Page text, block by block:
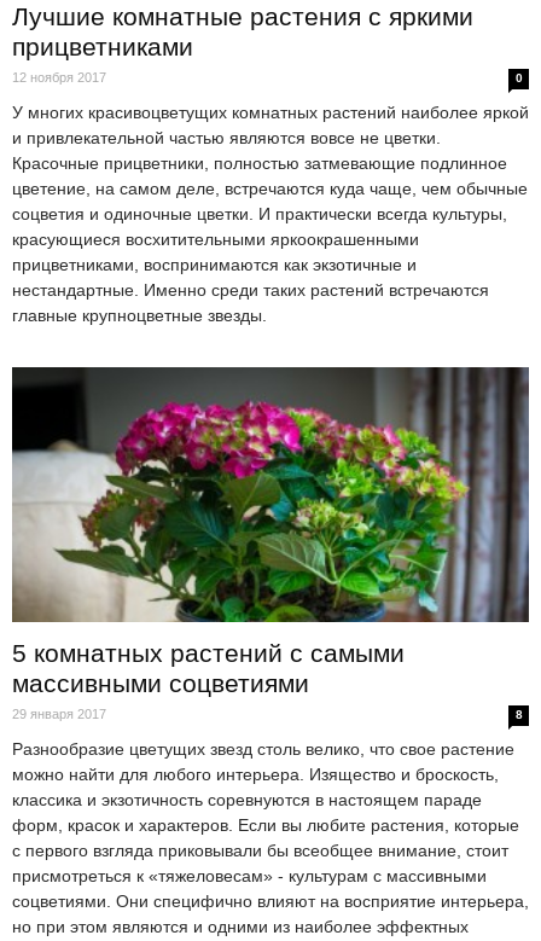
Лучшие комнатные растения с яркими
прицветниками
12 ноября 2017 0
У многих красивоцветущих комнатных растений наиболее яркой
и привлекательной частью являются вовсе не цветки.
Красочные прицветники, полностью затмевающие подлинное
цветение, на самом деле, встречаются куда чаще, чем обычные
соцветия и одиночные цветки. И практически всегда культуры,
красующиеся восхитительными яркоокрашенными
прицветниками, воспринимаются как экзотичные и
нестандартные. Именно среди таких растений встречаются
главные крупноцветные звезды.
5 комнатных растений с самыми
массивными соцветиями
29 января 2017 8
Разнообразие цветущих звезд столь велико, что свое растение
можно найти для любого интерьера. Изящество и броскость,
классика и экзотичность соревнуются в настоящем параде
форм, красок и характеров. Если вы любите растения, которые
с первого взгляда приковывали бы всеобщее внимание, стоит
присмотреться к «тяжеловесам» - культурам с массивными
соцветиями. Они специфично влияют на восприятие интерьера,
но при этом являются и одними из наиболее эффектных